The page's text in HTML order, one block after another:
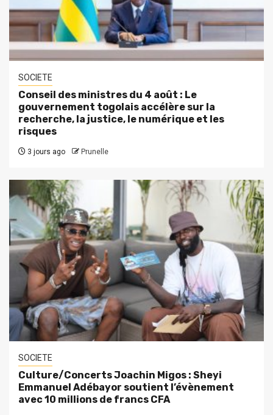
SOCIETE
Conseil des ministres du 4 août : Le
gouvernement togolais accélère sur la
recherche, la justice, le numérique et les
risques
3 jours ago Prunelle
SOCIETE
Culture/Concerts Joachin Migos : Sheyi
Emmanuel Adébayor soutient l’évènement
avec 10 millions de francs CFA